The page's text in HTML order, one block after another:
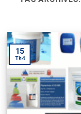
15
Th4